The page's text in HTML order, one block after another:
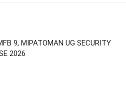
9, MIPATOMAN UG SECURITY
2026